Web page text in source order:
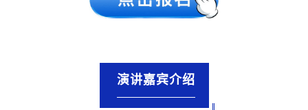
演讲嘉宾介绍